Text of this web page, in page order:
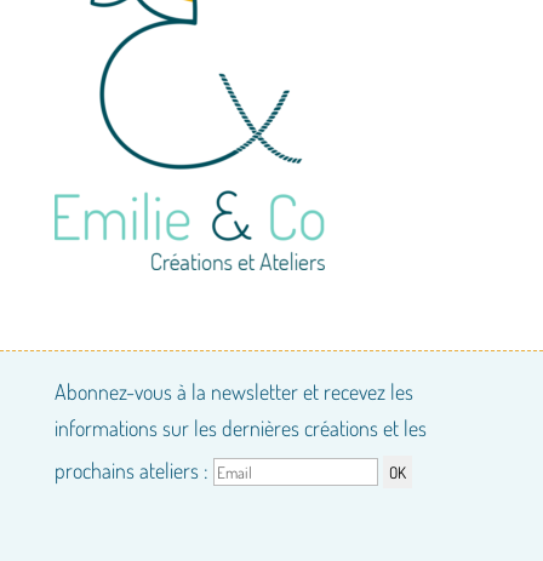
Abonnez-vous à la newsletter et recevez les
informations sur les dernières créations et les
prochains ateliers :